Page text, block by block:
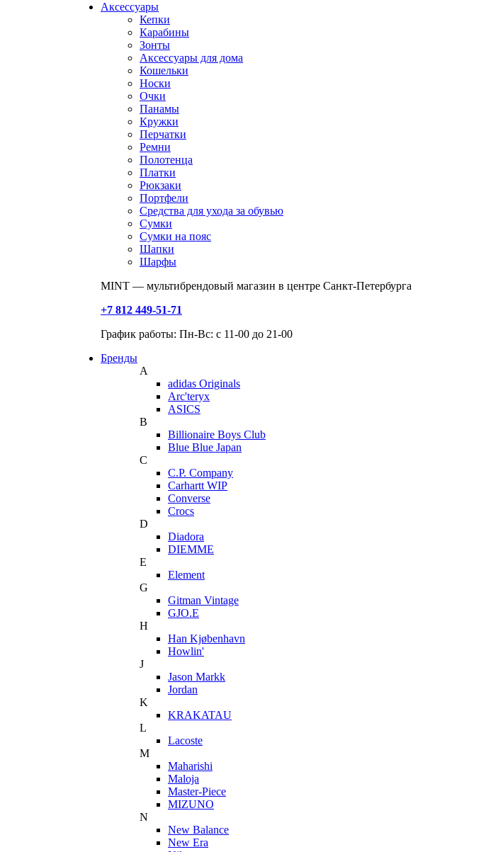
Аксессуары
Кепки
Карабины
Зонты
Аксессуары для дома
Кошельки
Носки
Очки
Панамы
Кружки
Перчатки
Ремни
Полотенца
Платки
Рюкзаки
Портфели
Средства для ухода за обувью
Сумки
Сумки на пояс
Шапки
Шарфы
MINT — мультибрендовый магазин в центре Санкт-Петербурга
+7 812 449-51-71
График работы: Пн-Вс: с 11-00 до 21-00
Бренды
A
adidas Originals
Arc'teryx
ASICS
B
Billionaire Boys Club
Blue Blue Japan
C
C.P. Company
Carhartt WIP
Converse
Crocs
D
Diadora
DIEMME
E
Element
G
Gitman Vintage
GJO.E
H
Han Kjøbenhavn
Howlin'
J
Jason Markk
Jordan
K
KRAKATAU
L
Lacoste
M
Maharishi
Maloja
Master-Piece
MIZUNO
N
New Balance
New Era